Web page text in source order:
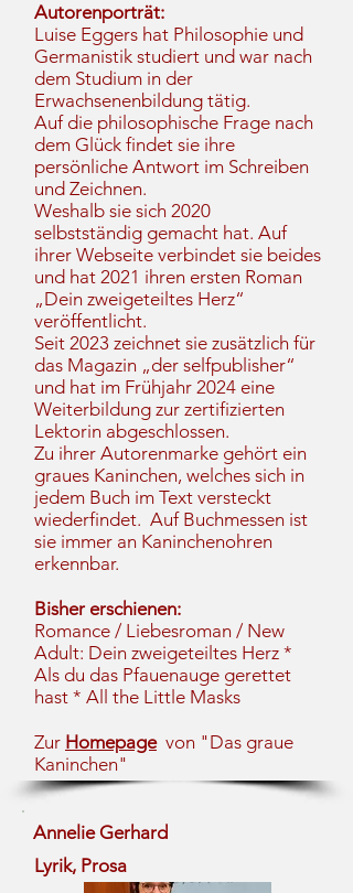
Autorenporträt:
Luise Eggers hat Philosophie und
Germanistik studiert und war nach
dem Studium in der
Erwachsenenbildung tätig.
Auf die philosophische Frage nach
dem Glück findet sie ihre
persönliche Antwort im Schreiben
und Zeichnen.
Weshalb sie sich 2020
selbstständig gemacht hat. Auf
ihrer Webseite verbindet sie beides
und hat 2021 ihren ersten Roman
„Dein zweigeteiltes Herz“
veröffentlicht.
Seit 2023 zeichnet sie zusätzlich für
das Magazin „der selfpublisher“
und hat im Frühjahr 2024 eine
Weiterbildung zur zertifizierten
Lektorin abgeschlossen.
Zu ihrer Autorenmarke gehört ein
graues Kaninchen, welches sich in
jedem Buch im Text versteckt
wiederfindet. Auf Buchmessen ist
sie immer an Kaninchenohren
erkennbar.
Bisher erschienen:
Romance / Liebesroman / New
Adult: Dein zweigeteiltes Herz *
Als du das Pfauenauge gerettet
hast * All the Littl e Masks
Zur Homepage von "Das graue
Kaninchen"
Annelie Gerhard
Lyrik, Prosa